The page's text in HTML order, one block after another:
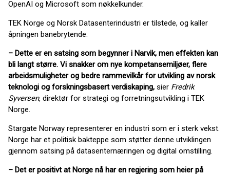
OpenAI og Microsoft som nøkkelkunder.
TEK Norge og Norsk Datasenterindustri er tilstede, og kaller
åpningen banebrytende:
– Dette er en satsing som begynner i Narvik, men effekten kan
bli langt større. Vi snakker om nye kompetansemiljøer, flere
arbeidsmuligheter og bedre rammevilkår for utvikling av norsk
teknologi og forskningsbasert verdiskaping, sier Fredrik
Syversen, direktør for strategi og forretningsutvikling i TEK
Norge.
Stargate Norway representerer en industri som er i sterk vekst.
Norge har et politisk bakteppe som støtter denne utviklingen
gjennom satsing på datasenternæringen og digital omstilling.
– Det er positivt at Norge nå har en regjering som heier på